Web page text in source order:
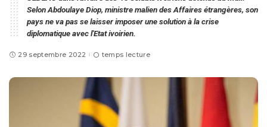
Selon Abdoulaye Diop, ministre malien des Affaires étrangères, son
pays ne va pas se laisser imposer une solution à la crise
diplomatique avec l'Etat ivoirien.
29 septembre 2022 temps lecture